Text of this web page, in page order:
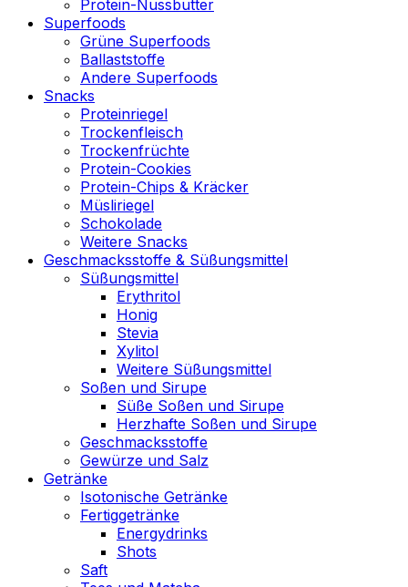
Protein-Nussbutter
Superfoods
Grüne Superfoods
Ballaststoffe
Andere Superfoods
Snacks
Proteinriegel
Trockenfleisch
Trockenfrüchte
Protein-Cookies
Protein-Chips & Kräcker
Müsliriegel
Schokolade
Weitere Snacks
Geschmacksstoffe & Süßungsmittel
Süßungsmittel
Erythritol
Honig
Stevia
Xylitol
Weitere Süßungsmittel
Soßen und Sirupe
Süße Soßen und Sirupe
Herzhafte Soßen und Sirupe
Geschmacksstoffe
Gewürze und Salz
Getränke
Isotonische Getränke
Fertiggetränke
Energydrinks
Shots
Saft